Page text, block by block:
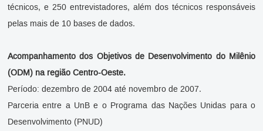
técnicos, e 250 entrevistadores, além dos técnicos responsáveis
pelas mais de 10 bases de dados.
Acompanhamento dos Objetivos de Desenvolvimento do Milênio
(ODM) na região Centro-Oeste.
Período: dezembro de 2004 até novembro de 2007.
Parceria entre a UnB e o Programa das Nações Unidas para o
Desenvolvimento (PNUD)